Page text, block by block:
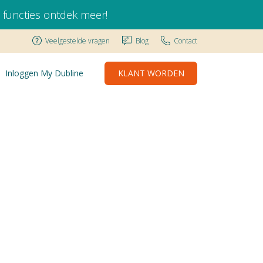
ontdek meer!
Veelgestelde vragen Blog Contact
Inloggen My Dubline KLANT WORDEN